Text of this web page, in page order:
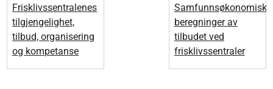
Frisklivssentralenes
tilgjengelighet,
tilbud, organisering
og kompetanse
Samfunnsøkonomiske
beregninger av
tilbudet ved
frisklivssentraler